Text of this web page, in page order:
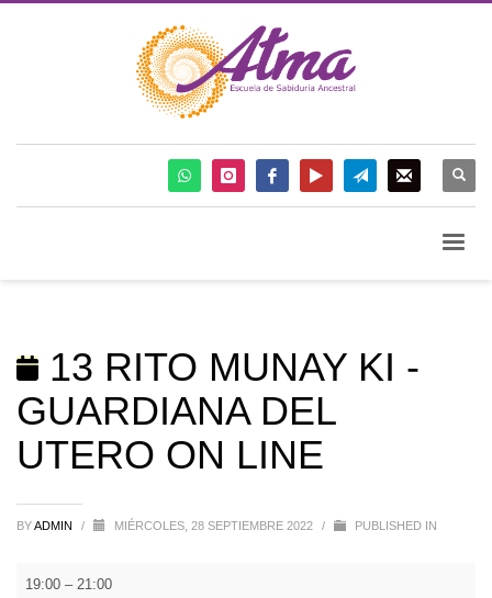
13 RITO MUNAY KI -
GUARDIANA DEL
UTERO ON LINE
BYADMIN / MIÉRCOLES, 28 SEPTIEMBRE 2022 / PUBLISHED IN
19:00 – 21:00